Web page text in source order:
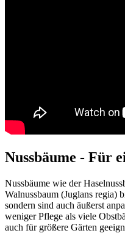
Nussbäume - Für
Nussbäume wie der
Walnussbaum (Juglans regia)
sondern sind auch äußerst
weniger Pflege als viele
auch für größere Gärten